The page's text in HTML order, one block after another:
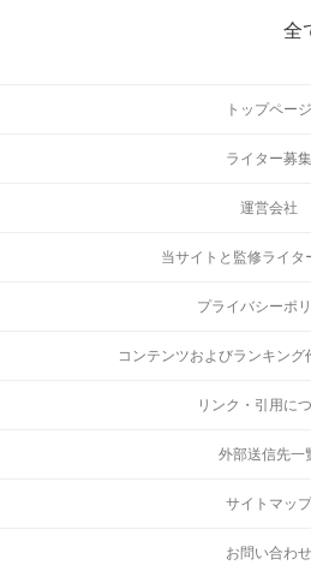
全
トップページ
ライター募集
運営会社
当サイトと監修ライタ
プライバシーポ
コンテンツおよびランキング
リンク・引用に
外部送信先一
サイトマップ
お問い合わせ